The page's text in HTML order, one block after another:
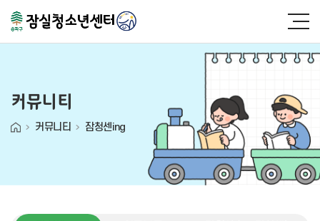
커뮤니티
커뮤니티 잠청센ing